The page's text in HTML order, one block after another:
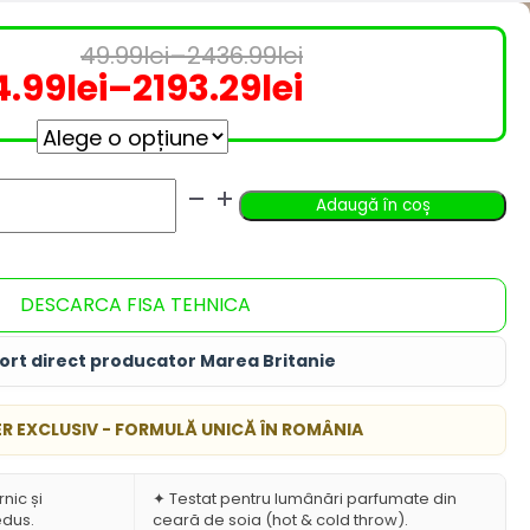
49.99lei–2436.99lei
Interval de prețuri: 49.99lei până la
lei–2193.29lei
de prețuri: 34.99lei
Adaugă în coș
DESCARCA FISA TEHNICA
direct producator Marea Britanie
EXCLUSIV - FORMULĂ UNICĂ ÎN ROMÂNIA
și
✦ Testat pentru lumânări parfumate din
ceară de soia (hot & cold throw).